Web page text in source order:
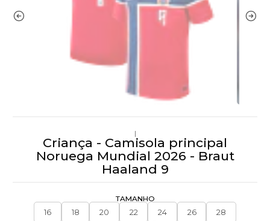
|
Criança - Camisola principal
Noruega Mundial 2026 - Braut
Haaland 9
TAMANHO
16
18 20 22 24 26
28